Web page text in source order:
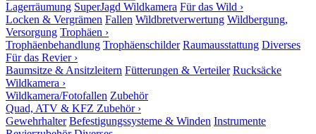
Lagerräumung SuperJagd Wildkamera Für das Wild ›
Locken & Vergrämen Fallen Wildbretverwertung Wildbergung,
Versorgung Trophäen ›
Trophäenbehandlung Trophäenschilder Raumausstattung Diverses
Für das Revier ›
Baumsitze & Ansitzleitern Fütterungen & Verteiler Rucksäcke
Wildkamera ›
Wildkamera/Fotofallen Zubehör
Quad, ATV & KFZ Zubehör ›
Gewehrhalter Befestigungssysteme & Winden Instrumente